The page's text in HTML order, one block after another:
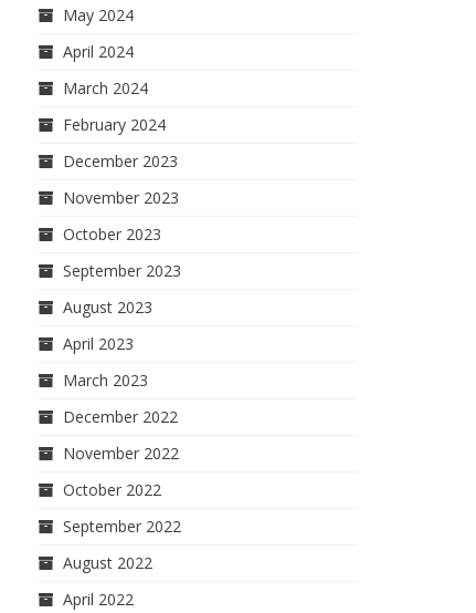
May 2024
April 2024
March 2024
February 2024
December 2023
November 2023
October 2023
September 2023
August 2023
April 2023
March 2023
December 2022
November 2022
October 2022
September 2022
August 2022
April 2022